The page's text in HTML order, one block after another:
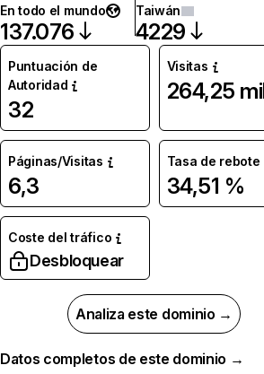
En todo el mundo
137.076
Taiwán
4229
Puntuación de
Autoridad
32
Visitas
264,25
Páginas/Visitas
6,3
Tasa de rebote
34,51 %
Coste del tráfico
Desbloquear
Analiza este dominio →
Datos completos de este dominio →